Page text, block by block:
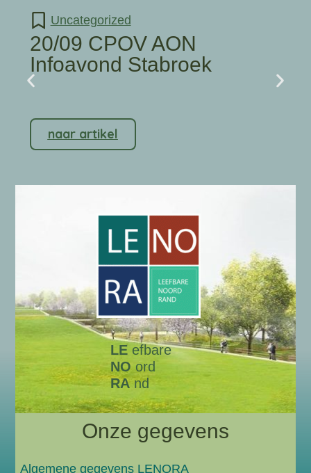
Uncategorized
20/09 CPOV AON
Infoavond Stabroek
naar artikel
LE efbare
NOord
RAnd
Onze gegevens
Algemene gegevens LENORA